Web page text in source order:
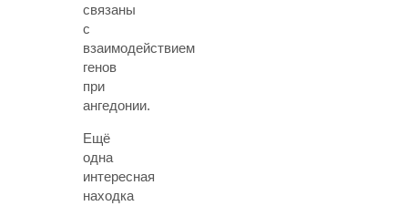
связаны
с
взаимодействием
генов
при
ангедонии.
Ещё
одна
интересная
находка